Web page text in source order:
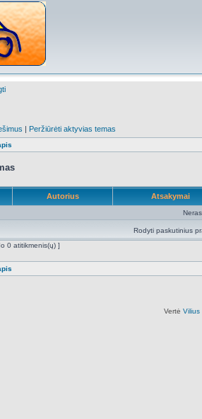
| Peržiūrėti aktyvias temas
Autorius Atsakymai
Rodyti paskutinius
0 atitikmenis(ų) ]
Vertė Vilius